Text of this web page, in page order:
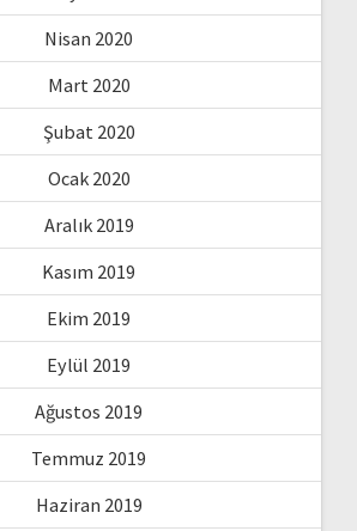
Nisan 2020
Mart 2020
Şubat 2020
Ocak 2020
Aralık 2019
Kasım 2019
Ekim 2019
Eylül 2019
Ağustos 2019
Temmuz 2019
Haziran 2019